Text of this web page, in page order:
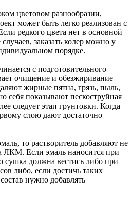
цветовом разнообразии,
может быть легко реализован с
редкого цвета нет в основной
заказать колер можно у
порядке.
с подготовительного
очищение и обезжиривание
жирные пятна, грязь, пыль,
себя показывают пескоструйная
следует этап грунтовки. Когда
слою дают достаточно
то растворитель добавляют не
ЛКМ. Если эмаль наносится при
сушка должна вестись либо при
либо, если достичь таких
нужно добавлять